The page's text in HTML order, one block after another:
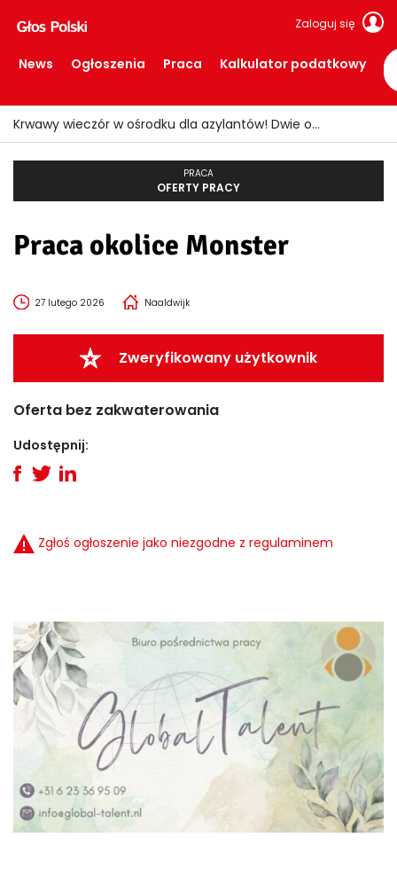
Zaloguj się
News Ogłoszenia Praca Kalkulator podatkowy
Krwawy wieczór w ośrodku dla azylantów! Dwie osoby ranne po ataku nożem
PRACA
OFERTY PRACY
Praca okolice Monster
27 lutego 2026 Naaldwijk
Zweryfikowany użytkownik
Oferta bez zakwaterowania
Udostępnij:
Zgłoś ogłoszenie jako niezgodne z regulaminem